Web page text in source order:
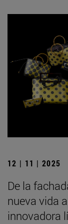
12 | 11 | 2025
De la
nueva vida
innovadora